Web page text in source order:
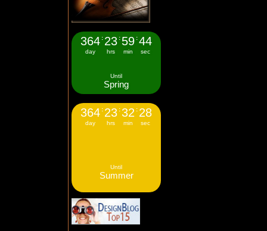
364
day
: 23
hrs
: 59
min
:43
sec
Until
Spring
364
day
: 23
hrs
:32
min
: 27
sec
Until
Summer